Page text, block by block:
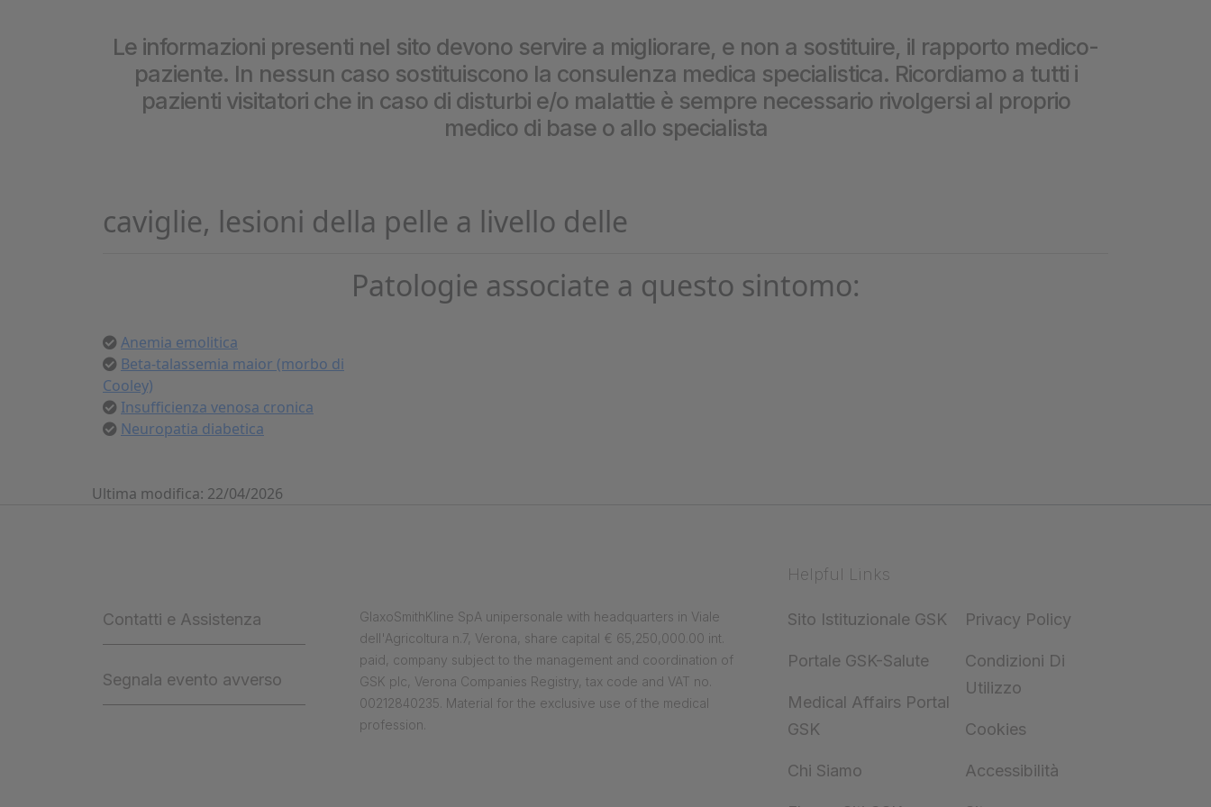
Le informazioni presenti nel sito devono servire a migliorare, e non a sostituire, il rapporto medico-
paziente. In nessun caso sostituiscono la consulenza medica specialistica. Ricordiamo a tutti i
pazienti visitatori che in caso di disturbi e/o malattie è sempre necessario rivolgersi al proprio
medico di base o allo specialista
caviglie, lesioni della pelle a livello delle
Patologie associate a questo sintomo:
Anemia emolitica
Beta-talassemia maior (morbo di
Cooley)
Insufficienza venosa cronica
Neuropatia diabetica
Ultima modifica: 22/04/2026
Helpful Links
Contatti e Assistenza
Segnala evento avverso
GlaxoSmithKline SpA unipersonale with headquarters in Viale
dell'Agricoltura n.7, Verona, share capital € 65,250,000.00 int.
paid, company subject to the management and coordination of
GSK plc, Verona Companies Registry, tax code and VAT no.
00212840235. Material for the exclusive use of the medical
profession.
Sito Istituzionale GSK
Portale GSK-Salute
Medical Affairs Portal
GSK
Chi Siamo
Privacy Policy
Condizioni Di
Utilizzo
Cookies
Accessibilità
Cookie pubblicitari